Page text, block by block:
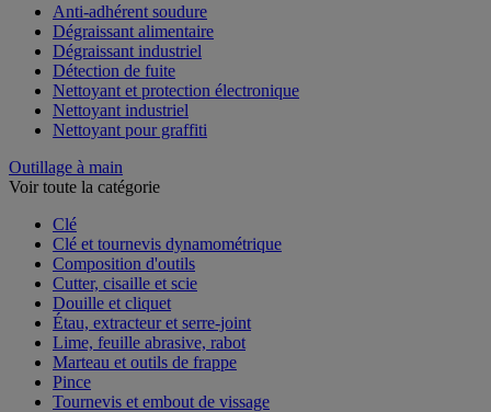
Anti-adhérent soudure
Dégraissant alimentaire
Dégraissant industriel
Détection de fuite
Nettoyant et protection électronique
Nettoyant industriel
Nettoyant pour graffiti
Outillage à main
Voir toute la catégorie
Clé
Clé et tournevis dynamométrique
Composition d'outils
Cutter, cisaille et scie
Douille et cliquet
Étau, extracteur et serre-joint
Lime, feuille abrasive, rabot
Marteau et outils de frappe
Pince
Tournevis et embout de vissage